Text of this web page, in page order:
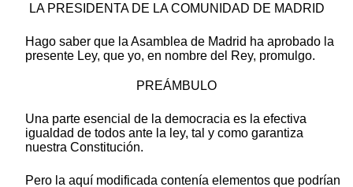
LA PRESIDENTA DE LA COMUNIDAD DE MADRID
Hago saber que la Asamblea de Madrid ha aprobado la
presente Ley, que yo, en nombre del Rey, promulgo.
PREÁMBULO
Una parte esencial de la democracia es la efectiva
igualdad de todos ante la ley, tal y como garantiza
nuestra Constitución.
Pero la aquí modificada contenía elementos que podrían